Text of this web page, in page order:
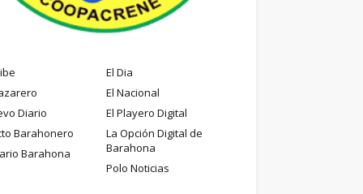
El Dia
El Nacional
Diario
El Playero Digital
Barahonero
La Opción Digital de
Barahona
Barahona
Polo Noticias